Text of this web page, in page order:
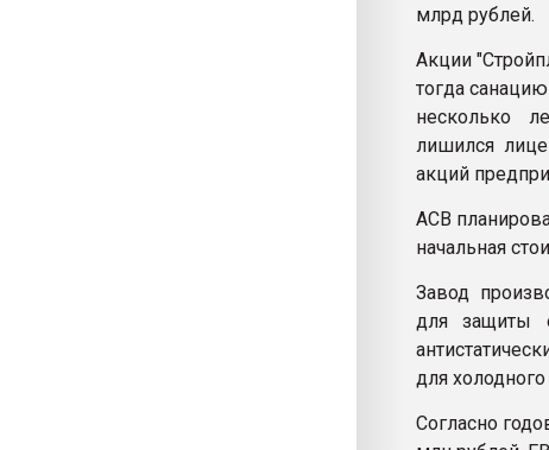
млрд рублей.
Акции
тогда
несколько
лишился
акций
АСВ
начальная
Завод
для защиты
для
Согласно